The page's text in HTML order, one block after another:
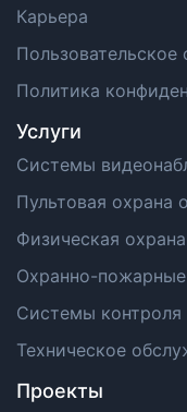
Карьера
Пользовательское
Политика
Услуги
Системы
Пультовая охрана
Физическая
Охранно-
Системы контроля
Техническое
Проекты